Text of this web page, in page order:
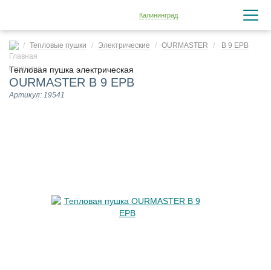
Калининград
Тепловые пушки Электрические OURMASTER B 9 EPB
Тепловая пушка электрическая
OURMASTER B 9 EPB
Артикул: 19541